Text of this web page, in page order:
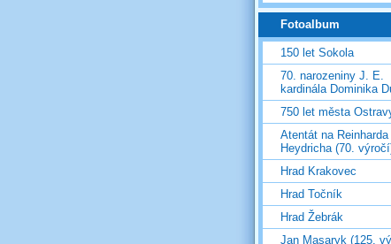
Fotoalbum
150 let Sokola
70. narozeniny J. E.
kardinála Dominika
750 let města
Atentát na Reinharda
Heydricha (70.
Hrad Krakovec
Hrad Točník
Hrad Žebrák
Jan Masaryk (125.